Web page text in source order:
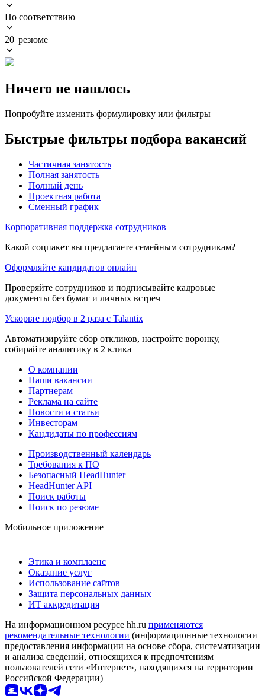
По соответствию
20 резюме
Ничего не нашлось
Попробуйте изменить формулировку или фильтры
Быстрые фильтры подбора вакансий
Частичная занятость
Полная занятость
Полный день
Проектная работа
Сменный график
Корпоративная поддержка сотрудников
Какой соцпакет вы предлагаете семейным сотрудникам?
Оформляйте кандидатов онлайн
Проверяйте сотрудников и подписывайте кадровые
документы без бумаг и личных встреч
Ускорьте подбор в 2 раза с Talantix
Автоматизируйте сбор откликов, настройте воронку,
собирайте аналитику в 2 клика
О компании
Наши вакансии
Партнерам
Реклама на сайте
Новости и статьи
Инвесторам
Кандидаты по профессиям
Производственный календарь
Требования к ПО
Безопасный HeadHunter
HeadHunter API
Поиск работы
Поиск по резюме
Мобильное приложение
Этика и комплаенс
Оказание услуг
Использование сайтов
Защита персональных данных
ИТ аккредитация
На информационном ресурсе hh.ru применяются
рекомендательные технологии (информационные технологии
предоставления информации на основе сбора, систематизации
и анализа сведений, относящихся к предпочтениям
пользователей сети «Интернет», находящихся на территории
Российской Федерации)